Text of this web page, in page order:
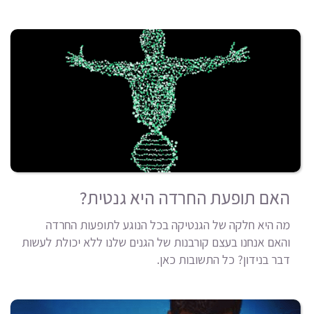
האם תופעת החרדה היא גנטית?
מה היא חלקה של הגנטיקה בכל הנוגע לתופעות החרדה
והאם אנחנו בעצם קורבנות של הגנים שלנו ללא יכולת לעשות
דבר בנידון? כל התשובות כאן.